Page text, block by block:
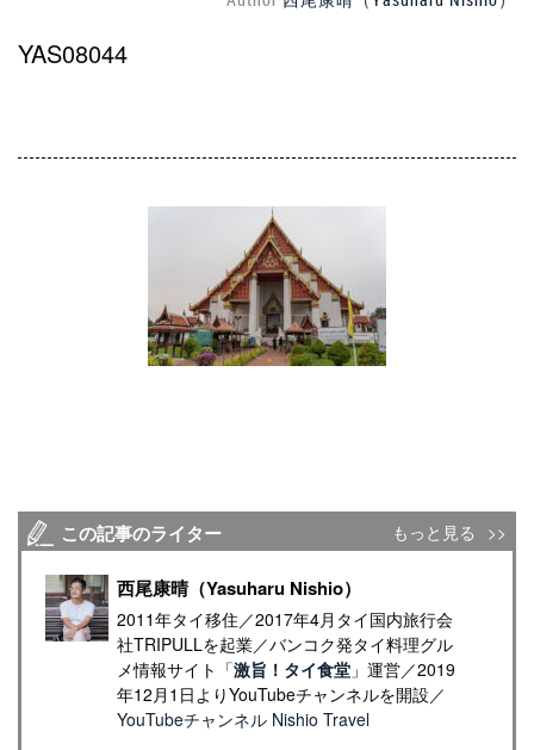
YAS08044
この記事のライター もっと見る
西尾康晴（Yasuharu Nishio）
2011年タイ移住／2017年4月タイ国内旅行会
社TRIPULLを起業／バンコク発タイ料理グル
メ情報サイト「激旨！タイ食堂」運営／2019
年12月1日よりYouTubeチャンネルを開設／
YouTubeチャンネル Nishio Travel